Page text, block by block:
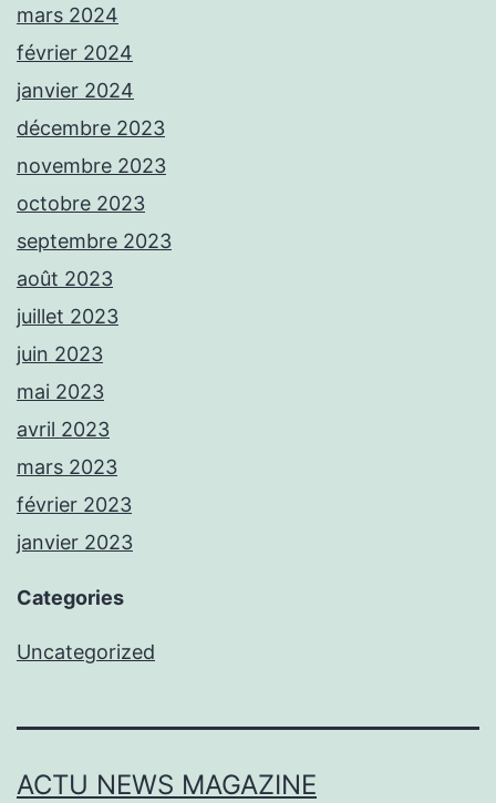
mars 2024
février 2024
janvier 2024
décembre 2023
novembre 2023
octobre 2023
septembre 2023
août 2023
juillet 2023
juin 2023
mai 2023
avril 2023
mars 2023
février 2023
janvier 2023
Categories
Uncategorized
ACTU NEWS MAGAZINE